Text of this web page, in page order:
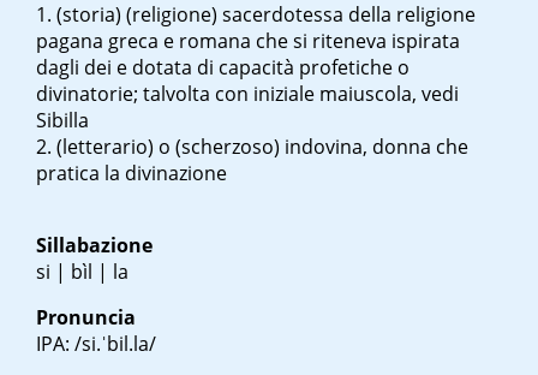
(storia) (religione) sacerdotessa della religione
pagana greca e romana che si riteneva ispirata
dagli dei e dotata di capacità profetiche o
divinatorie; talvolta con iniziale maiuscola, vedi
Sibilla
(letterario) o (scherzoso) indovina, donna che
pratica la divinazione
Sillabazione
si | bìl | la
Pronuncia
IPA: /si.ˈbil.la/